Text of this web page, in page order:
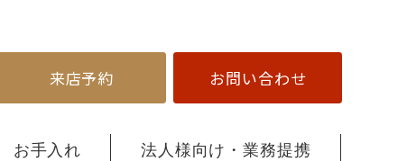
来店予約 お問い合わせ
お手入れ 法人様向け・業務提携